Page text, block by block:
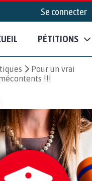
Se connecter
PÉTITIONS
Pour un vrai
!!!